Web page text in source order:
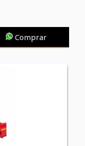
Comprar